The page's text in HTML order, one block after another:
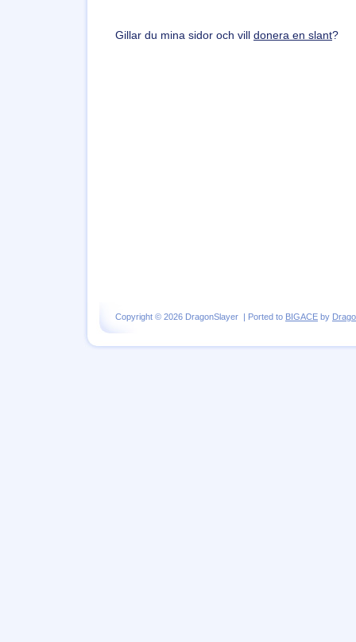
Gillar du mina sidor och vill donera en slant?
Copyright © 2026 DragonSlayer | Ported to BIGACE by